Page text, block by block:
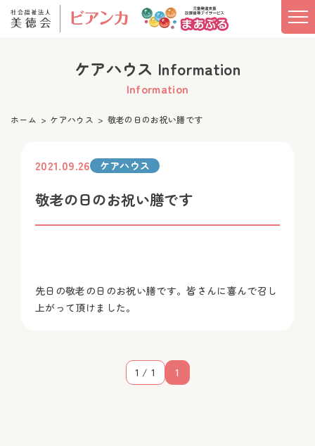
ケアハウス Information
Information
ホーム ケアハウス 敬老の日のお祝い膳です
2021.09.26 ケアハウス
敬老の日のお祝い膳です
先日の敬老の日のお祝い膳です。皆さんに喜んで召し
上がって頂けました。
1 / 1 1